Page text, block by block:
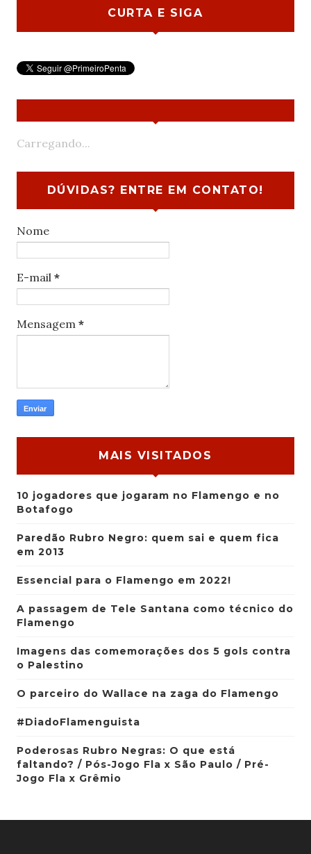
CURTA E SIGA
Carregando...
DÚVIDAS? ENTRE EM CONTATO!
Nome
E-mail *
Mensagem *
MAIS VISITADOS
10 jogadores que jogaram no Flamengo e no
Botafogo
Paredão Rubro Negro: quem sai e quem fica
em 2013
Essencial para o Flamengo em 2022!
A passagem de Tele Santana como técnico do
Flamengo
Imagens das comemorações dos 5 gols contra
o Palestino
O parceiro do Wallace na zaga do Flamengo
#DiadoFlamenguista
Poderosas Rubro Negras: O que está
faltando? / Pós-Jogo Fla x São Paulo / Pré-
Jogo Fla x Grêmio